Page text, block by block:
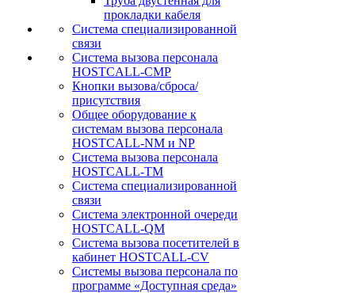
прокладки кабеля
Система специализированной
связи
Cистема вызова персонала
HOSTCALL-CMP
Кнопки вызова/сброса/
присутствия
Общее оборудование к
системам вызова персонала
HOSTCALL-NM и NP
Система вызова персонала
HOSTCALL-TM
Система специализированной
связи
Система электронной очереди
HOSTCALL-QM
Cистема вызова посетителей в
кабинет HOSTCALL-CV
Системы вызова персонала по
программе «Доступная среда»